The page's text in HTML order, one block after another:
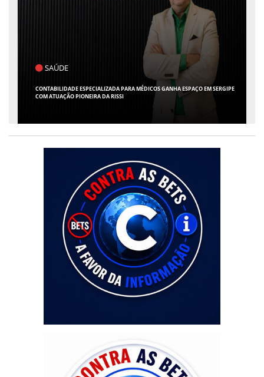
EM SERGIPE
POLÍTICA
FLÁVIO CONFIRMA O DEPUTADO ALFREDO GASPAR COMO
CHAPA